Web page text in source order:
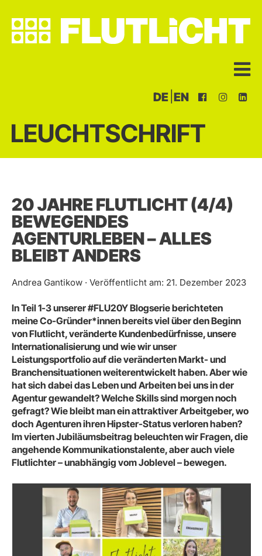
DE EN
LEUCHTSCHRIFT
20 JAHRE FLUTLICHT (4/4)
BEWEGENDES
AGENTURLEBEN – ALLES
BLEIBT ANDERS
Andrea Gantikow · Veröffentlicht am: 21. Dezember 2023
In Teil 1-3 unserer #FLU20Y Blogserie berichteten
meine Co-Gründer*innen bereits viel über den Beginn
von Flutlicht, veränderte Kundenbedürfnisse, unsere
Internationalisierung und wie wir unser
Leistungsportfolio auf die veränderten Markt- und
Branchensituationen weiterentwickelt haben. Aber wie
hat sich dabei das Leben und Arbeiten bei uns in der
Agentur gewandelt? Welche Skills sind morgen noch
gefragt? Wie bleibt man ein attraktiver Arbeitgeber, wo
doch Agenturen ihren Hipster-Status verloren haben?
Im vierten Jubiläumsbeitrag beleuchten wir Fragen, die
angehende Kommunikationstalente, aber auch viele
Flutlichter – unabhängig vom Joblevel – bewegen.